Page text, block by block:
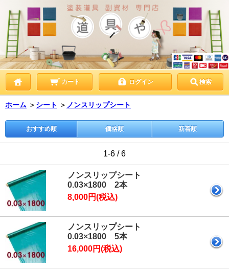
カート ログイン 検索
ホーム ＞ シート ＞ ノンスリップシート
おすすめ順 価格順 新着順
1-6 / 6
ノンスリップシート
0.03×1800 2本
8,000円(税込)
ノンスリップシート
0.03×1800 5本
16,000円(税込)